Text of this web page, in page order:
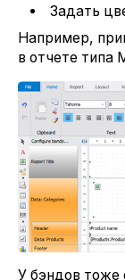
Задать
Например,
в отчете типа
У бэндов тоже